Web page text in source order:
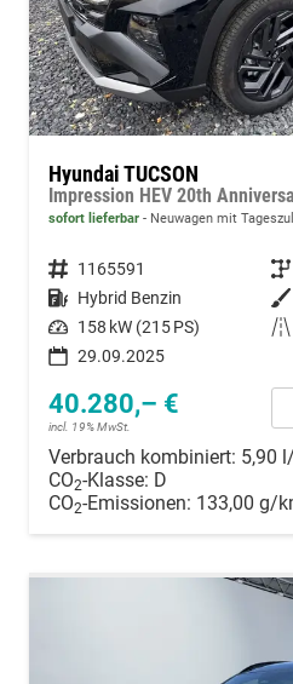
Hyundai TUCSON
sofort lieferbar Neuwagen mit
Fahrzeugnummer 1165591 Getriebe
Kraftstoff Hybrid Benzin Außenfarbe
Leistung 158 kW (215 PS) Kilometerstand
29.09.2025
40.280,– €
incl. 19% MwSt.
Verbrauch kombiniert: 5,90
CO2-Klasse: D
CO2-Emissionen: 133,00 g/